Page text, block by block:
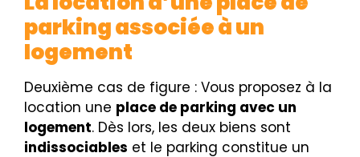
parking associée à un
logement
Deuxième cas de figure : Vous proposez à la
location une place de parking avec un
logement. Dès lors, les deux biens sont
indissociables et le parking constitue un